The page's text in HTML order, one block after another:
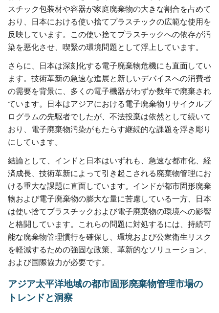
スチック包装材や容器が家庭廃棄物の大きな割合を占めて
おり、日本における使い捨てプラスチックの広範な使用を
反映しています。この使い捨てプラスチックへの依存が汚
染を悪化させ、喫緊の環境問題として浮上しています。
さらに、日本は深刻化する電子廃棄物危機にも直面してい
ます。技術革新の急速な進展と新しいデバイスへの消費者
の需要を背景に、多くの電子機器がわずか数年で廃棄され
ています。日本はアジアにおける電子廃棄物リサイクルプ
ログラムの先駆者でしたが、不法投棄は依然として続いて
おり、電子廃棄物汚染がもたらす継続的な課題を浮き彫り
にしています。
結論として、インドと日本はいずれも、急速な都市化、経
済成長、技術革新によって引き起こされる廃棄物管理にお
ける重大な課題に直面しています。インドが都市固形廃棄
物および電子廃棄物の膨大な量に苦慮している一方、日本
は使い捨てプラスチックおよび電子廃棄物の環境への影響
と格闘しています。これらの問題に対処するには、持続可
能な廃棄物管理慣行を確保し、環境および公衆衛生リスク
を軽減するための強固な政策、革新的なソリューション、
および国際協力が必要です。
アジア太平洋地域の都市固形廃棄物管理市場の
トレンドと洞察